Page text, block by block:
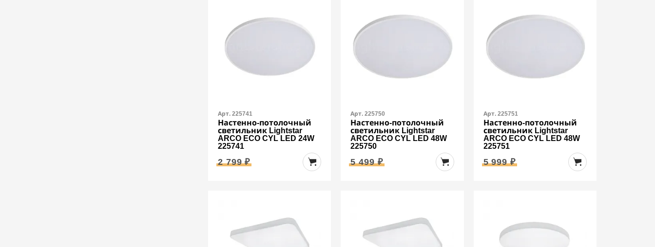
Арт. 225741
Настенно-потолочный
светильник Lightstar
ARCO ECO CYL LED 24W
225741
2 799 ₽
Арт. 225750
Настенно-потолочный
светильник Lightstar
ARCO ECO CYL LED 48W
225750
5 499 ₽
Арт. 225751
Настенно-потолочный
светильник Lightstar
ARCO ECO CYL LED 48W
225751
5 999 ₽